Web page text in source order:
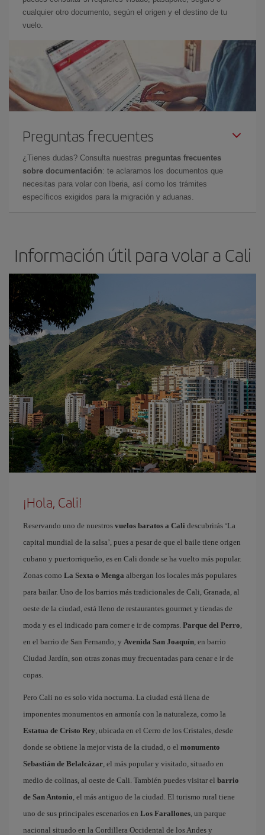
cualquier otro documento, según el origen y el destino de tu
vuelo.
Preguntas frecuentes
¿Tienes dudas? Consulta nuestras preguntas frecuentes
sobre documentación: te aclaramos los documentos que
necesitas para volar con Iberia, así como los trámites
específicos exigidos para la migración y aduanas.
Información útil para volar a Cali
¡Hola, Cali!
Reservando uno de nuestros vuelos baratos a Cali descubrirás ‘La
capital mundial de la salsa’, pues a pesar de que el baile tiene origen
cubano y puertorriqueño, es en Cali donde se ha vuelto más popular.
Zonas como La Sexta o Menga albergan los locales más populares
para bailar. Uno de los barrios más tradicionales de Cali, Granada, al
oeste de la ciudad, está lleno de restaurantes gourmet y tiendas de
moda y es el indicado para comer e ir de compras. Parque del Perro,
en el barrio de San Fernando, y Avenida San Joaquín, en barrio
Ciudad Jardín, son otras zonas muy frecuentadas para cenar e ir de
copas.
Pero Cali no es solo vida nocturna. La ciudad está llena de
imponentes monumentos en armonía con la naturaleza, como la
Estatua de Cristo Rey, ubicada en el Cerro de los Cristales, desde
donde se obtiene la mejor vista de la ciudad, o el monumento
Sebastián de Belalcázar, el más popular y visitado, situado en
medio de colinas, al oeste de Cali. También puedes visitar el barrio
de San Antonio, el más antiguo de la ciudad. El turismo rural tiene
uno de sus principales escenarios en Los Farallones, un parque
nacional situado en la Cordillera Occidental de los Andes y